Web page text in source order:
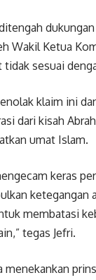
Wakil Ketua
sesuai
klaim ini
dari kisah
umat Islam.
keras
ketegangan
membatasi
tegas Jefri.
menekankan